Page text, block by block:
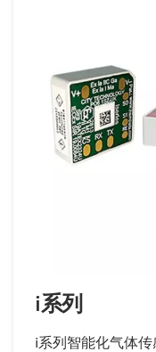
i系列
i系列智能化气体